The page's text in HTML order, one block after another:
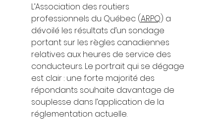
L’Association des routiers
professionnels du Québec (ARPQ) a
dévoilé les résultats d’un sondage
portant sur les règles canadiennes
relatives aux heures de service des
conducteurs. Le portrait qui se dégage
est clair : une forte majorité des
répondants souhaite davantage de
souplesse dans l’application de la
réglementation actuelle.